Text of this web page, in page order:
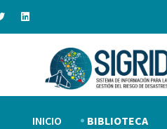
INICIO BIBLIOTECA